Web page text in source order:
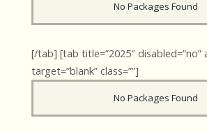
No Packages Found
[/tab] [tab title=”2025″ disabled=”no”
target=”blank” class=””]
No Packages Found